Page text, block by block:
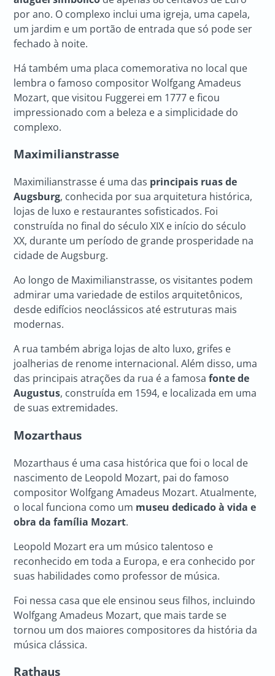
por ano. O complexo inclui uma igreja, uma capela,
um jardim e um portão de entrada que só pode ser
fechado à noite.
Há também uma placa comemorativa no local que
lembra o famoso compositor Wolfgang Amadeus
Mozart, que visitou Fuggerei em 1777 e ficou
impressionado com a beleza e a simplicidade do
complexo.
Maximilianstrasse
Maximilianstrasse é uma das principais ruas de
Augsburg, conhecida por sua arquitetura histórica,
lojas de luxo e restaurantes sofisticados. Foi
construída no final do século XIX e início do século
XX, durante um período de grande prosperidade na
cidade de Augsburg.
Ao longo de Maximilianstrasse, os visitantes podem
admirar uma variedade de estilos arquitetônicos,
desde edifícios neoclássicos até estruturas mais
modernas.
A rua também abriga lojas de alto luxo, grifes e
joalherias de renome internacional. Além disso, uma
das principais atrações da rua é a famosafonte de
Augustus, construída em 1594, e localizada em uma
de suas extremidades.
Mozarthaus
Mozarthaus é uma casa histórica que foi o local de
nascimento de Leopold Mozart, pai do famoso
compositor Wolfgang Amadeus Mozart. Atualmente,
o local funciona como um museu dedicado à vida e
obra da família Mozart.
Leopold Mozart era um músico talentoso e
reconhecido em toda a Europa, e era conhecido por
suas habilidades como professor de música.
Foi nessa casa que ele ensinou seus filhos, incluindo
Wolfgang Amadeus Mozart, que mais tarde se
tornou um dos maiores compositores da história da
música clássica.
Rathaus